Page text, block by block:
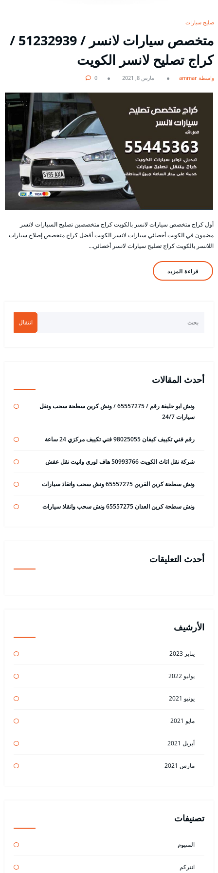
تصليح سيارات
متخصص سيارات لانسر / 51232939‬ /
كراج تصليح لانسر الكويت
بواسطة ammar مارس 8, 2021 0
أول كراج متخصص سيارات لانسر بالكويت كراج متخصصين تصليح السيارات لانسر
مضمون في الكويت أخصائي سيارات لانسر الكويت أفضل كراج متخصص إصلاح سيارات
اللانسر بالكويت كراج تصليح سيارات لانسر أخصائي…
قراءة المزيد
انتقال
أحدث المقالات
ونش ابو حليفة رقم / 65557275 / ونش كرين سطحة سحب ونقل
سيارات 24/7
رقم فني تكييف كيفان 98025055 فني تكييف مركزي 24 ساعة
شركة نقل اثاث الكويت 50993766 هاف لوري وانيت نقل عفش
ونش سطحة كرين القرين 65557275 ونش سحب وانقاذ سيارات
ونش سطحة كرين العدان 65557275 ونش سحب وانقاذ سيارات
أحدث التعليقات
الأرشيف
يناير 2023
يوليو 2022
يونيو 2021
مايو 2021
أبريل 2021
مارس 2021
تصنيفات
المنيوم
انتركم